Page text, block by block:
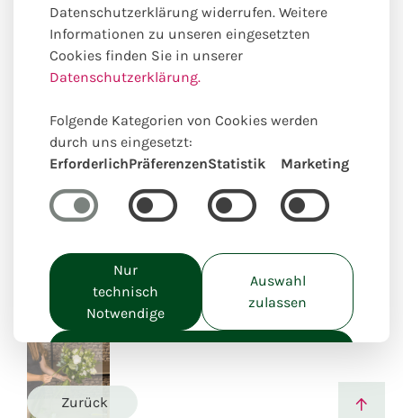
Zurück
Datenschutzerklärung widerrufen. Weitere
Informationen zu unseren eingesetzten
Cookies finden Sie in unserer
Datenschutzerklärung.
Folgende Kategorien von Cookies werden
durch uns eingesetzt:
ErforderlichPräferenzenStatistik Marketing
Nur
technisch
Notwendige
Auswahl
zulassen
Alle akzeptieren